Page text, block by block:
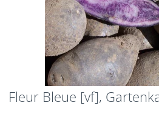
Fleur Bleue [vf],